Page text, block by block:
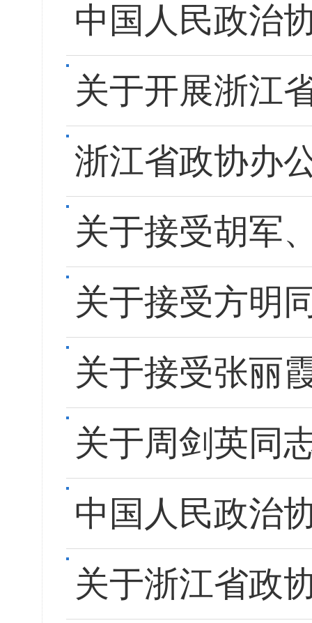
中国人民政治
关于开展浙江
浙江省政协办
关于接受胡军
关于接受方明
关于接受张丽
关于周剑英同
中国人民政治
关于浙江省政